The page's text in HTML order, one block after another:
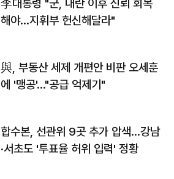
李대통령 "군, 내란 이후 신뢰 회복
해야…지휘부 헌신해달라"
與, 부동산 세제 개편안 비판 오세훈
에 '맹공'…"공급 억제기"
합수본, 선관위 9곳 추가 압색…강남
·서초도 '투표율 허위 입력' 정황